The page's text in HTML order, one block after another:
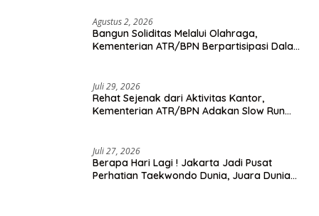
Agustus 2, 2026
Bangun Soliditas Melalui Olahraga,
Kementerian ATR/BPN Berpartisipasi Dalam
Juli 29, 2026
Rehat Sejenak dari Aktivitas Kantor,
Kementerian ATR/BPN Adakan Slow Run
Juli 27, 2026
Berapa Hari Lagi ! Jakarta Jadi Pusat
Perhatian Taekwondo Dunia, Juara Dunia